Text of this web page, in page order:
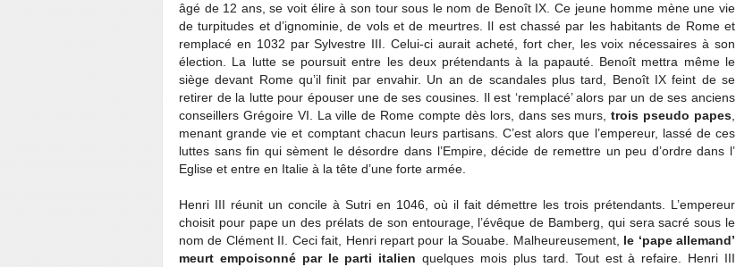
âgé de 12 ans, se voit élire à son tour sous le nom de Benoît IX. Ce jeune homme mène une vie
de turpitudes et d’ignominie, de vols et de meurtres. Il est chassé par les habitants de Rome et
remplacé en 1032 par Sylvestre III. Celui-ci aurait acheté, fort cher, les voix nécessaires à son
élection. La lutte se poursuit entre les deux prétendants à la papauté. Benoît mettra même le
siège devant Rome qu’il finit par envahir. Un an de scandales plus tard, Benoît IX feint de se
retirer de la lutte pour épouser une de ses cousines. Il est ‘remplacé’ alors par un de ses anciens
conseillers Grégoire VI. La ville de Rome compte dès lors, dans ses murs,trois pseudo papes
menant grande vie et comptant chacun leurs partisans. C’est alors que l’empereur, lassé de ces
luttes sans fin qui sèment le désordre dans l’Empire, décide de remettre un peu d’ordre dans l’
Eglise et entre en Italie à la tête d’une forte armée.
Henri III réunit un concile à Sutri en 1046, où il fait démettre les trois prétendants. L’empereur
choisit pour pape un des prélats de son entourage, l’évêque de Bamberg, qui sera sacré sous le
nom de Clément II. Ceci fait, Henri repart pour la Souabe. Malheureusement, le ‘pape allemand’
meurt empoisonné par le parti italien quelques mois plus tard. Tout est à refaire. Henri III